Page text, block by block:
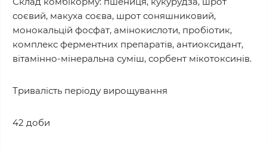
соєвий, макуха соєва, шрот соняшниковий,
монокальцій фосфат, амінокислоти, пробіотик,
комплекс ферментних препаратів, антиоксидант,
вітамінно-мінеральна суміш, сорбент мікотоксинів.
Тривалість періоду вирощування
42 доби